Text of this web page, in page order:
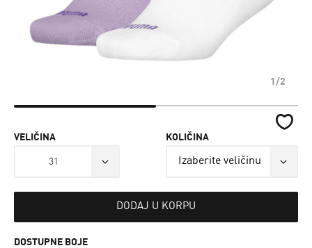
1/2
VELIČINA
31
KOLIČINA
DODAJ U KORPU
DOSTUPNE BOJE